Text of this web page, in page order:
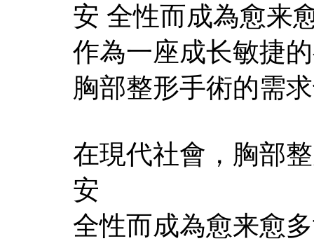
安 全性而成為愈来
作為一座成长敏捷
胸部整形手術的需
在現代社會，胸部
安
全性而成為愈来愈